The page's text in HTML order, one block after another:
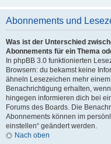
Abonnements und
Was ist der Unterschied
Abonnements für ein Thema
In phpBB 3.0 funktionierten
Browsern: du bekamst keine
ähneln Lesezeichen mehr
Benachrichtigung erhalten,
hingegen informieren dich bei
Forums des Boards. Die
Abonnements können im
einstellen“ geändert werden.
Nach oben